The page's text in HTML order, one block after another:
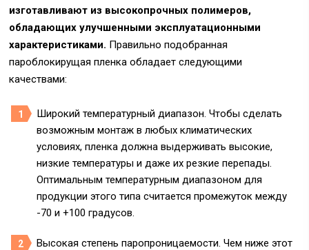
изготавливают из высокопрочных полимеров,
обладающих улучшенными эксплуатационными
характеристиками. Правильно подобранная
пароблокирущая пленка обладает следующими
качествами:
Широкий температурный диапазон. Чтобы сделать
возможным монтаж в любых климатических
условиях, пленка должна выдерживать высокие,
низкие температуры и даже их резкие перепады.
Оптимальным температурным диапазоном для
продукции этого типа считается промежуток между
-70 и +100 градусов.
Высокая степень паропроницаемости. Чем ниже этот